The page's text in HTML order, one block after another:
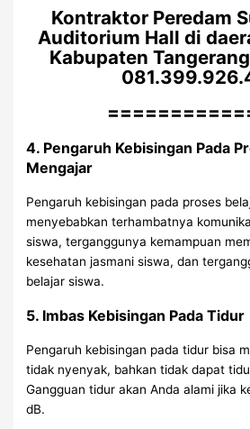
Kontraktor Peredam
Auditorium Hall di
Kabupaten
4. Pengaruh Kebisingan Pada
Mengajar
Pengaruh kebisingan pada proses
menyebabkan terhambatnya
siswa, terganggunya kemampuan
kesehatan jasmani siswa, dan
belajar siswa.
5. Imbas Kebisingan Pada Tidur
Pengaruh kebisingan pada tidur bisa
tidak nyenyak, bahkan tidak dapat
Gangguan tidur akan Anda alami jika
dB.